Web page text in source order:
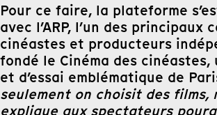
Pour ce faire, la plateforme
avec l’ARP, l’un des principaux
cinéastes et producteurs
fondé le Cinéma des cinéastes,
et d’essai emblématique de
seulement on choisit des films,
explique aux spectateurs